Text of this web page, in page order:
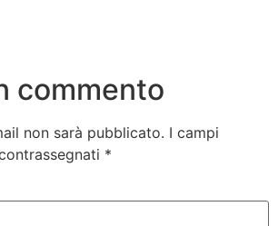
commento
non sarà pubblicato. I campi
*